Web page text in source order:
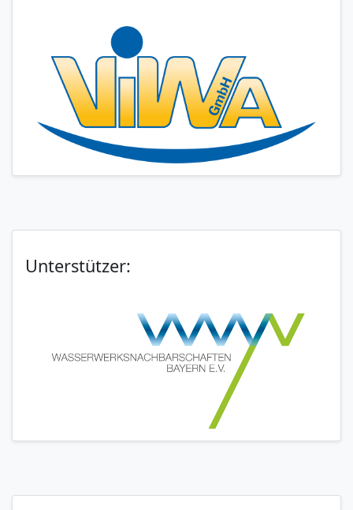
Unterstützer: